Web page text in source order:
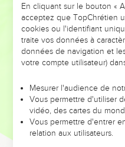
DE
ET SI LEURS ERREURS
leur foi ou leur vision. Mais
et les saisons difficiles qu'ils
sont elles qui
Dans cette conférence,
En cliquant sur le bouton «
acceptez que TopChrétien
cookies ou l'identifiant
traite vos données à
données de navigation et
votre compte utilisateur)
Mesurer l'audience de
Vous permettre d'utiliser
vidéo, des cartes du
Vous permettre d'entrer
relation aux utilisateurs.